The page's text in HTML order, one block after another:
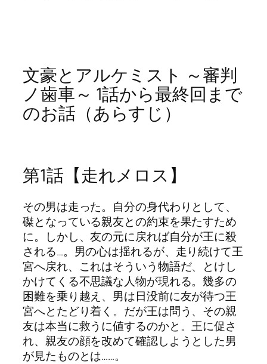
文豪とアルケミスト ～審判
ノ歯車～ 1話から最終回まで
のお話（あらすじ）
第1話【走れメロス】
その男は走った。自分の身代わりとして、
磔となっている親友との約束を果たすため
に。しかし、友の元に戻れば自分が王に殺
される…。男の心は揺れるが、走り続けて王
宮へ戻れ、これはそういう物語だ、とけし
かけてくる不思議な人物が現れる。幾多の
困難を乗り越え、男は日没前に友が待つ王
宮へとたどり着く。だが王は問う、その親
友は本当に救うに値するのかと。王に促さ
れ、親友の顔を改めて確認しようとした男
が見たものとは……。